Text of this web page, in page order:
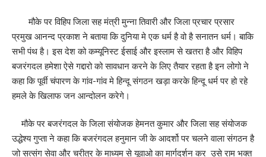
मौके पर विहिप जिला सह मंत्री मुन्ना तिवारी और जिला प्रचार प्रसार
प्रमुख आनन्द प्रकाश ने बताया कि दुनिया मे एक धर्म है वो है सनातन धर्म। बाकि
सभी पंथ है। इस देश को कम्यूनिस्ट ईसाई और इस्लाम से खतरा है और विहिप
बजरंगदल हमेशा ऐसे गद्दारो को सावधान करने के लिए तैयार रहता है इन लोगो ने
कहा कि पूर्वी चंपारण के गांव-गांव मे हिन्दू संगठन खड़ा करके हिन्दू धर्म पर हो रहे
हमले के खिलाफ जन आन्दोलन करेगे।
मौके पर बजरंगदल के जिला संयोजक हेमनत कुमार और जिला सह संयोजक
उद्धेश्य गुप्ता ने कहा कि बजरंगदल हनुमान जी के आदर्शो पर चलने वाला संगठन है
जो सत्संग सेवा और चरीत्र के माध्यम से यूवाओ का मार्गदर्शन कर उसे राम भक्त